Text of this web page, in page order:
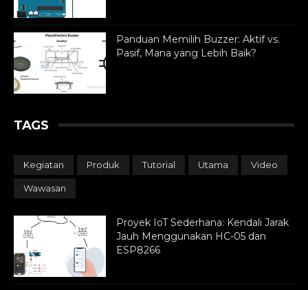
Panduan Memilih Buzzer: Aktif vs.
Pasif, Mana yang Lebih Baik?
TAGS
Kegiatan Produk Tutorial Utama Video
Wawasan
Proyek IoT Sederhana: Kendali Jarak
Jauh Menggunakan HC-05 dan
ESP8266